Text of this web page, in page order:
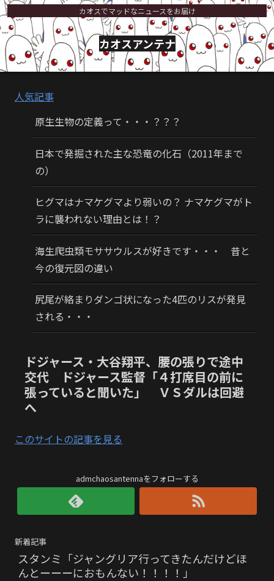
カオスでマッドなニュースをお届け
カオスアンテナ
人気記事
原生生物の定義って・・・？？？
日本で発掘された主な恐竜の化石（2011年まで
の）
ヒグマはナマケグマより弱いの？ ナマケグマがト
ラに襲われない理由とは！？
海生爬虫類モササウルスが好きです・・・ 昔と
今の復元図の違い
尻尾が絡まりダンゴ状になった4匹のリスが発見
される・・・
ドジャース・大谷翔平、腰の張りで途中
交代 ドジャース監督「４打席目の前に
張っていると聞いた」 ＶＳダルは回避
へ
このサイトの記事を見る
admchaosantennaをフォローする
新着記事
スタンミ「ジャングリア行ってきたんだけどほ
んとーーーにおもんない！！！！」